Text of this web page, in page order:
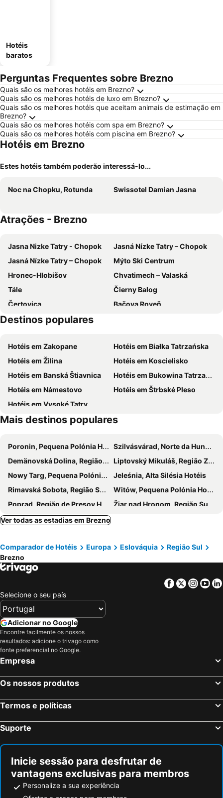
Hotéis
baratos
Perguntas Frequentes sobre Brezno
Quais são os melhores hotéis em Brezno?
Quais são os melhores hotéis de luxo em Brezno?
Quais são os melhores hotéis que aceitam animais de estimação em
Brezno?
Quais são os melhores hotéis com spa em Brezno?
Quais são os melhores hotéis com piscina em Brezno?
Hotéis em Brezno
Estes hotéis também poderão interessá-lo...
Noc na Chopku, Rotunda Swissotel Damian Jasna
Atrações - Brezno
Jasna Nizke Tatry - Chopok
Jasná Nízke Tatry – Chopok
Jasná Nízke Tatry – Chopok
Mýto Ski Centrum
Hronec-Hlobišov
Chvatimech – Valaská
Tále
Čierny Balog
Čertovica
Bačova Roveň
Bučník – Polomka
Pleše – Podkonice
Kostiviarska
Šalková
train station Liptovský Mikuláš
Destinos populares
Hotéis em Zakopane
Hotéis em Białka Tatrzańska
Hotéis em Žilina
Hotéis em Koscielisko
Hotéis em Banská Štiavnica
Hotéis em Bukowina Tatrzanska
Hotéis em Námestovo
Hotéis em Štrbské Pleso
Hotéis em Vysoké Tatry
Mais destinos populares
Poronin, Pequena Polónia Hotéis
Szilvásvárad, Norte da Hungria Hotéis
Demänovská Dolina, Região Zilina Hotéis
Liptovský Mikuláš, Região Zilina Hotéis
Nowy Targ, Pequena Polónia Hotéis
Jeleśnia, Alta Silésia Hotéis
Rimavská Sobota, Região Sul Hotéis
Witów, Pequena Polónia Hotéis
Poprad, Região de Presov Hotéis
Žiar nad Hronom, Região Sul Hotéis
Zázrivá, Região Zilina Hotéis
Salgótarján, Norte da Hungria Hotéis
Rabka-Zdrój, Pequena Polónia Hotéis
Zawoja, Pequena Polónia Hotéis
Liptovský Trnovec, Região Zilina Hotéis
Štrba, Região de Presov Hotéis
Zakopane, Pequena Polónia Hotéis
Žilina, Região Zilina Hotéis
Koscielisko, Pequena Polónia Hotéis
Námestovo, Região Zilina Hotéis
Vysoké Tatry, Região de Presov Hotéis
Tatranská Lomnica, Região de Presov Hotéis
Košice, Região Kosice Hotéis
Ver todas as estadias em Brezno
Comparador de Hotéis Europa Eslováquia
Região Sul
Brezno
Facebook
Twitter
Selecione o seu país
Adicionar no Google
Encontre facilmente os nossos
resultados: adicione o trivago como
fonte preferencial no Google.
Empresa
Os nossos produtos
Termos e políticas
Suporte
Inicie sessão para desfrutar de
vantagens exclusivas para membros
Personalize a sua experiência